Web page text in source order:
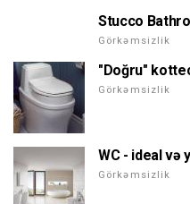
Stucco
Görkəmsizlik
"Doğru"
Görkəmsizlik
WC - ideal və
Görkəmsizlik